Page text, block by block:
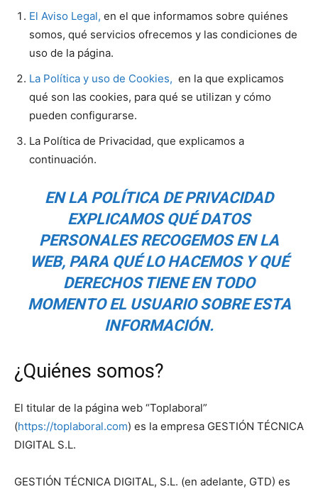
El Aviso Legal, en el que informamos sobre quiénes
somos, qué servicios ofrecemos y las condiciones de
uso de la página.
La Política y uso de Cookies, en la que explicamos
qué son las cookies, para qué se utilizan y cómo
pueden configurarse.
La Política de Privacidad, que explicamos a
continuación.
EN LA POLÍTICA DE PRIVACIDAD
EXPLICAMOS QUÉ DATOS
PERSONALES RECOGEMOS EN LA
WEB, PARA QUÉ LO HACEMOS Y QUÉ
DERECHOS TIENE EN TODO
MOMENTO EL USUARIO SOBRE ESTA
INFORMACIÓN.
¿Quiénes somos?
El titular de la página web “Toplaboral”
(https://toplaboral.com) es la empresa GESTIÓN TÉCNICA
DIGITAL S.L.
GESTIÓN TÉCNICA DIGITAL, S.L. (en adelante, GTD) es